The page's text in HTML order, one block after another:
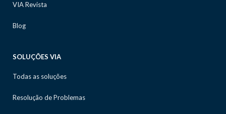
VIA Revista
Blog
SOLUÇÕES VIA
Todas as soluções
Resolução de Problemas